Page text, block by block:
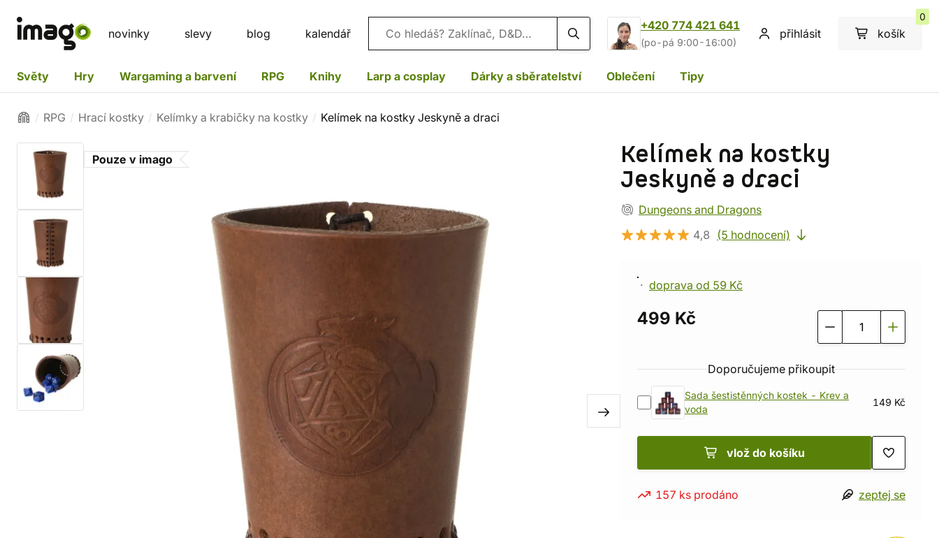
novinky slevy blog kalendář Vyhledávání
+420 774 421 641
(po-pá 9:00-16:00)
přihlásit košík
0
Světy Hry Wargaming a barvení RPG Knihy Larp a cosplay Dárky a sběratelství Oblečení Tipy
RPG Hrací kostky Kelímky a krabičky na kostky Kelímek na kostky Jeskyně a draci
Pouze v imago
Kelímek na kostky
Jeskyně a draci
Dungeons and Dragons
4,8
(5 hodnocení)
doprava od 59 Kč
499 Kč
Doporučujeme přikoupit
Sada šestistěnných kostek - Krev a
voda
149 Kč
vlož do košíku
157 ks prodáno zeptej se